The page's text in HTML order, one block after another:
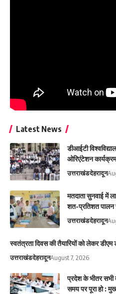
Latest News
डीआईटी
ओरिएंटेशन
उत्तराखंडदेहरादून
मतदाता सुनवाई में
शत-प्रतिशत
उत्तराखंडदेहरादून
स्वतंत्रता दिवस की तैयारियों को लेकर
उत्तराखंडदेहरादूनAugust 7, 2026
प्रदेश के भीतर सभी
समय पर पूरा हो :